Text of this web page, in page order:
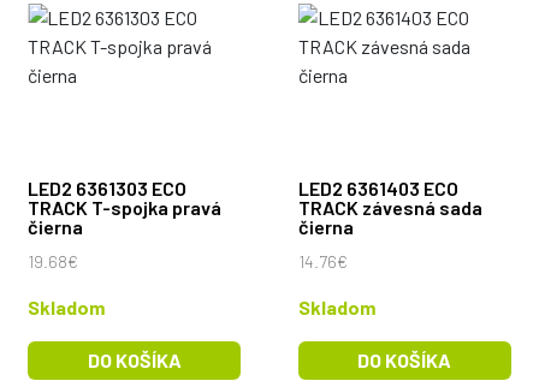
LED2 6361303 ECO
TRACK T-spojka pravá
čierna
19.68€
Skladom
DO KOŠÍKA
LED2 6361403 ECO
TRACK závesná sada
čierna
14.76€
Skladom
DO KOŠÍKA